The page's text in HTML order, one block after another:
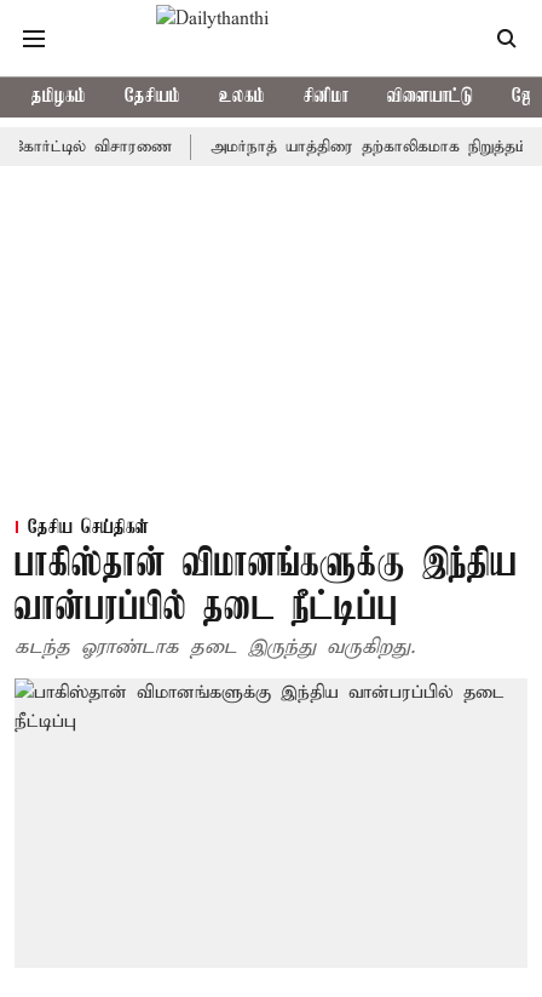
தமிழகம் தேசியம் உலகம் சினிமா விளையாட்டு
விசாரணை அமர்நாத் யாத்திரை தற்காலிகமாக நிறுத்தம்
தேசிய செய்திகள்
பாகிஸ்தான் விமானங்களுக்கு இந்திய
வான்பரப்பில் தடை நீட்டிப்பு
கடந்த ஓராண்டாக தடை இருந்து வருகிறது.